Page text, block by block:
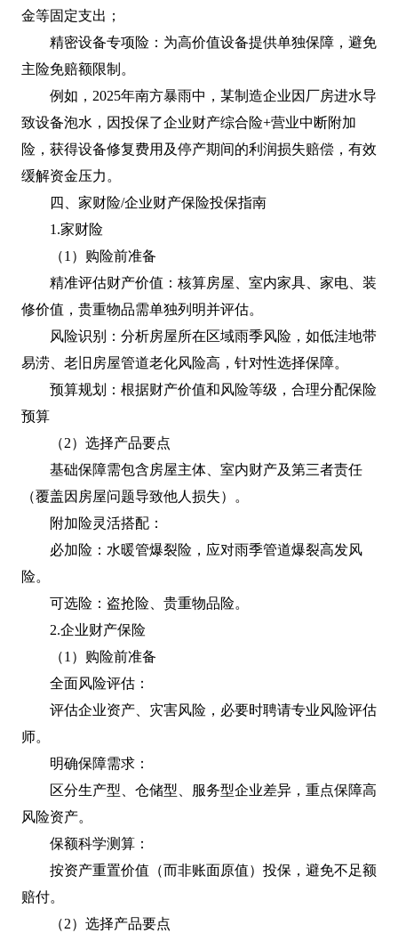
金等固定支出；
精密设备专项险：为高价值设备提供单独保障，避免
主险免赔额限制。
例如，2025年南方暴雨中，某制造企业因厂房进水导
致设备泡水，因投保了企业财产综合险+营业中断附加
险，获得设备修复费用及停产期间的利润损失赔偿，有效
缓解资金压力。
四、家财险/企业财产保险投保指南
1.家财险
（1）购险前准备
精准评估财产价值：核算房屋、室内家具、家电、装
修价值，贵重物品需单独列明并评估。
风险识别：分析房屋所在区域雨季风险，如低洼地带
易涝、老旧房屋管道老化风险高，针对性选择保障。
预算规划：根据财产价值和风险等级，合理分配保险
预算
（2）选择产品要点
基础保障需包含房屋主体、室内财产及第三者责任
（覆盖因房屋问题导致他人损失）。
附加险灵活搭配：
必加险：水暖管爆裂险，应对雨季管道爆裂高发风
险。
可选险：盗抢险、贵重物品险。
2.企业财产保险
（1）购险前准备
全面风险评估：
评估企业资产、灾害风险，必要时聘请专业风险评估
师。
明确保障需求：
区分生产型、仓储型、服务型企业差异，重点保障高
风险资产。
保额科学测算：
按资产重置价值（而非账面原值）投保，避免不足额
赔付。
（2）选择产品要点